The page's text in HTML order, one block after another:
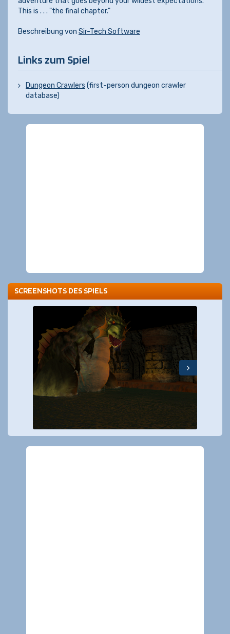
This is . . . "the final chapter."
Beschreibung von Sir-Tech Software
Links zum Spiel
Dungeon Crawlers (first-person dungeon crawler
database)
SCREENSHOTS DES SPIELS